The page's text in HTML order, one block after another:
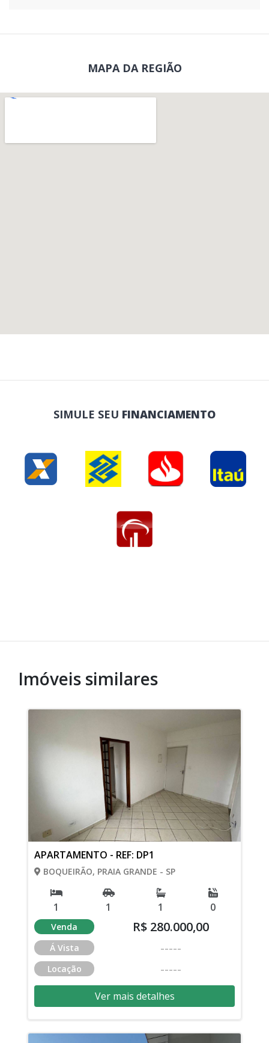
MAPA DA REGIÃO
SIMULE SEU FINANCIAMENTO
Imóveis similares
APARTAMENTO - REF: DP1
BOQUEIRÃO, PRAIA GRANDE - SP
1 1 1 0
Venda R$ 280.000,00
Á Vista -----
Locação -----
Ver mais detalhes